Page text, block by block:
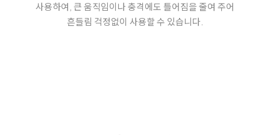
사용하여, 큰 움직임이나 충격에도 틀어짐을 줄여 주어
흔들림 걱정없이 사용할 수 있습니다.